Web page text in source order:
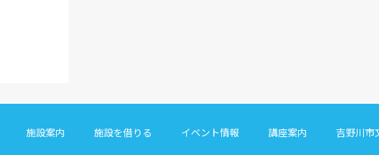
施設案内 施設を借りる イベント情報 講座案内 吉野川市